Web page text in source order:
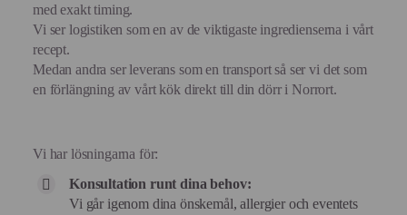
med exakt timing.
Vi ser logistiken som en av de viktigaste ingredienserna i vårt
recept.
Medan andra ser leverans som en transport så ser vi det som
en förlängning av vårt kök direkt till din dörr i Norrort.
Vi har lösningarna för:
Konsultation runt dina behov:
Vi går igenom dina önskemål, allergier och eventets